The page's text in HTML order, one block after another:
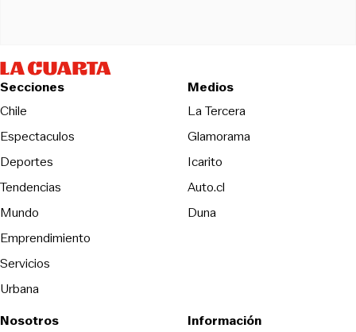
Secciones
Chile
Espectaculos
Deportes
Tendencias
Mundo
Emprendimiento
Servicios
Urbana
Medios
La TerceraOpens in new
Glamorama
Icarito
Auto.cl
DunaOpens in new window
Nosotros Información